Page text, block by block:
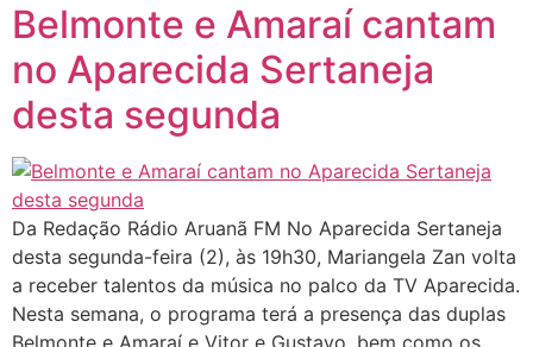
Belmonte e Amaraí cantam
no Aparecida Sertaneja
desta segunda
Da Redação Rádio Aruanã FM No Aparecida Sertaneja
desta segunda-feira (2), às 19h30, Mariangela Zan volta
a receber talentos da música no palco da TV Aparecida.
Nesta semana, o programa terá a presença das duplas